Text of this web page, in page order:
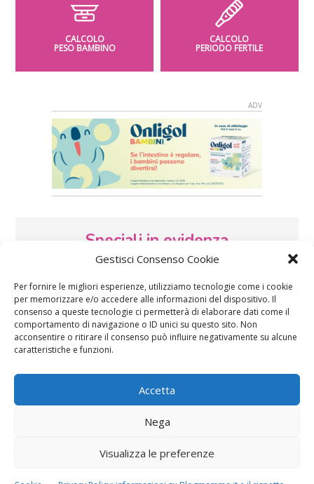
Gestisci Consenso Cookie
Per fornire le migliori esperienze, utilizziamo tecnologie come i cookie
per memorizzare e/o accedere alle informazioni del dispositivo. Il
consenso a queste tecnologie ci permetterà di elaborare dati come il
comportamento di navigazione o ID unici su questo sito. Non
acconsentire o ritirare il consenso può influire negativamente su alcune
caratteristiche e funzioni.
Accetta
Nega
Visualizza le preferenze
CALCOLO
PESO BAMBINO
CALCOLO
PERIODO FERTILE
Speciali in evidenza
Vaccini
Festa della mamma: Le settimane di